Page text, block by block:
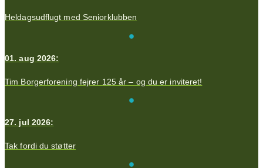
Heldagsudflugt med Seniorklubben
01. aug 2026:
Tim Borgerforening fejrer 125 år – og du er inviteret!
27. jul 2026:
Tak fordi du støtter